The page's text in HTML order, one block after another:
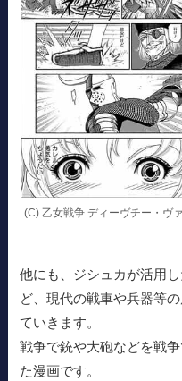
(C) 乙女戦争 ディーヴチー・ヴ
他にも、ジシュカが活用
ど、現代の戦車や兵器等
ていきます。
戦争で銃や大砲などを戦
た漫画です。